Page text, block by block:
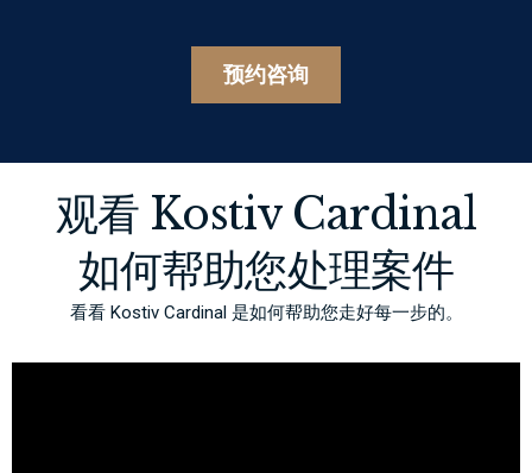
预约咨询
观看 Kostiv Cardinal
如何帮助您处理案件
看看 Kostiv Cardinal 是如何帮助您走好每一步的。